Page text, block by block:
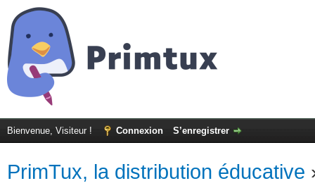
Bienvenue, Visiteur ! Connexion S’enregistrer
PrimTux, la distribution éducative